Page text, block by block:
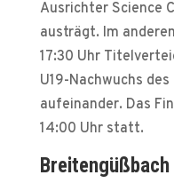
Ausrichter Science
austrägt. Im
17:30 Uhr
U19-Nachwuchs
aufeinander. Das
14:00 Uhr statt.